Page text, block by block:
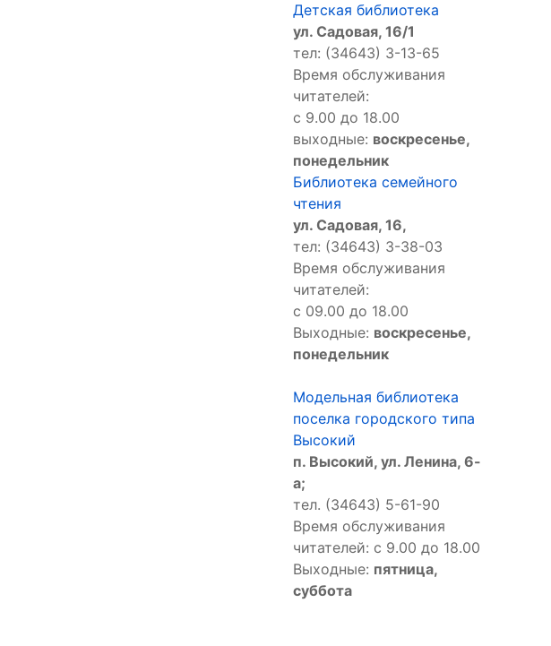
Детская библиотека
ул. Садовая, 16/1
тел: (34643) 3-13-65
Время обслуживания
читателей:
с 9.00 до 18.00
выходные: воскресенье,
понедельник
Библиотека семейного
чтения
ул. Садовая, 16,
тел: (34643) 3-38-03
Время обслуживания
читателей:
с 09.00 до 18.00
Выходные: воскресенье,
понедельник
Модельная библиотека
поселка городского типа
Высокий
п. Высокий, ул. Ленина, 6-
а;
тел. (34643) 5-61-90
Время обслуживания
читателей: с 9.00 до 18.00
Выходные: пятница,
суббота